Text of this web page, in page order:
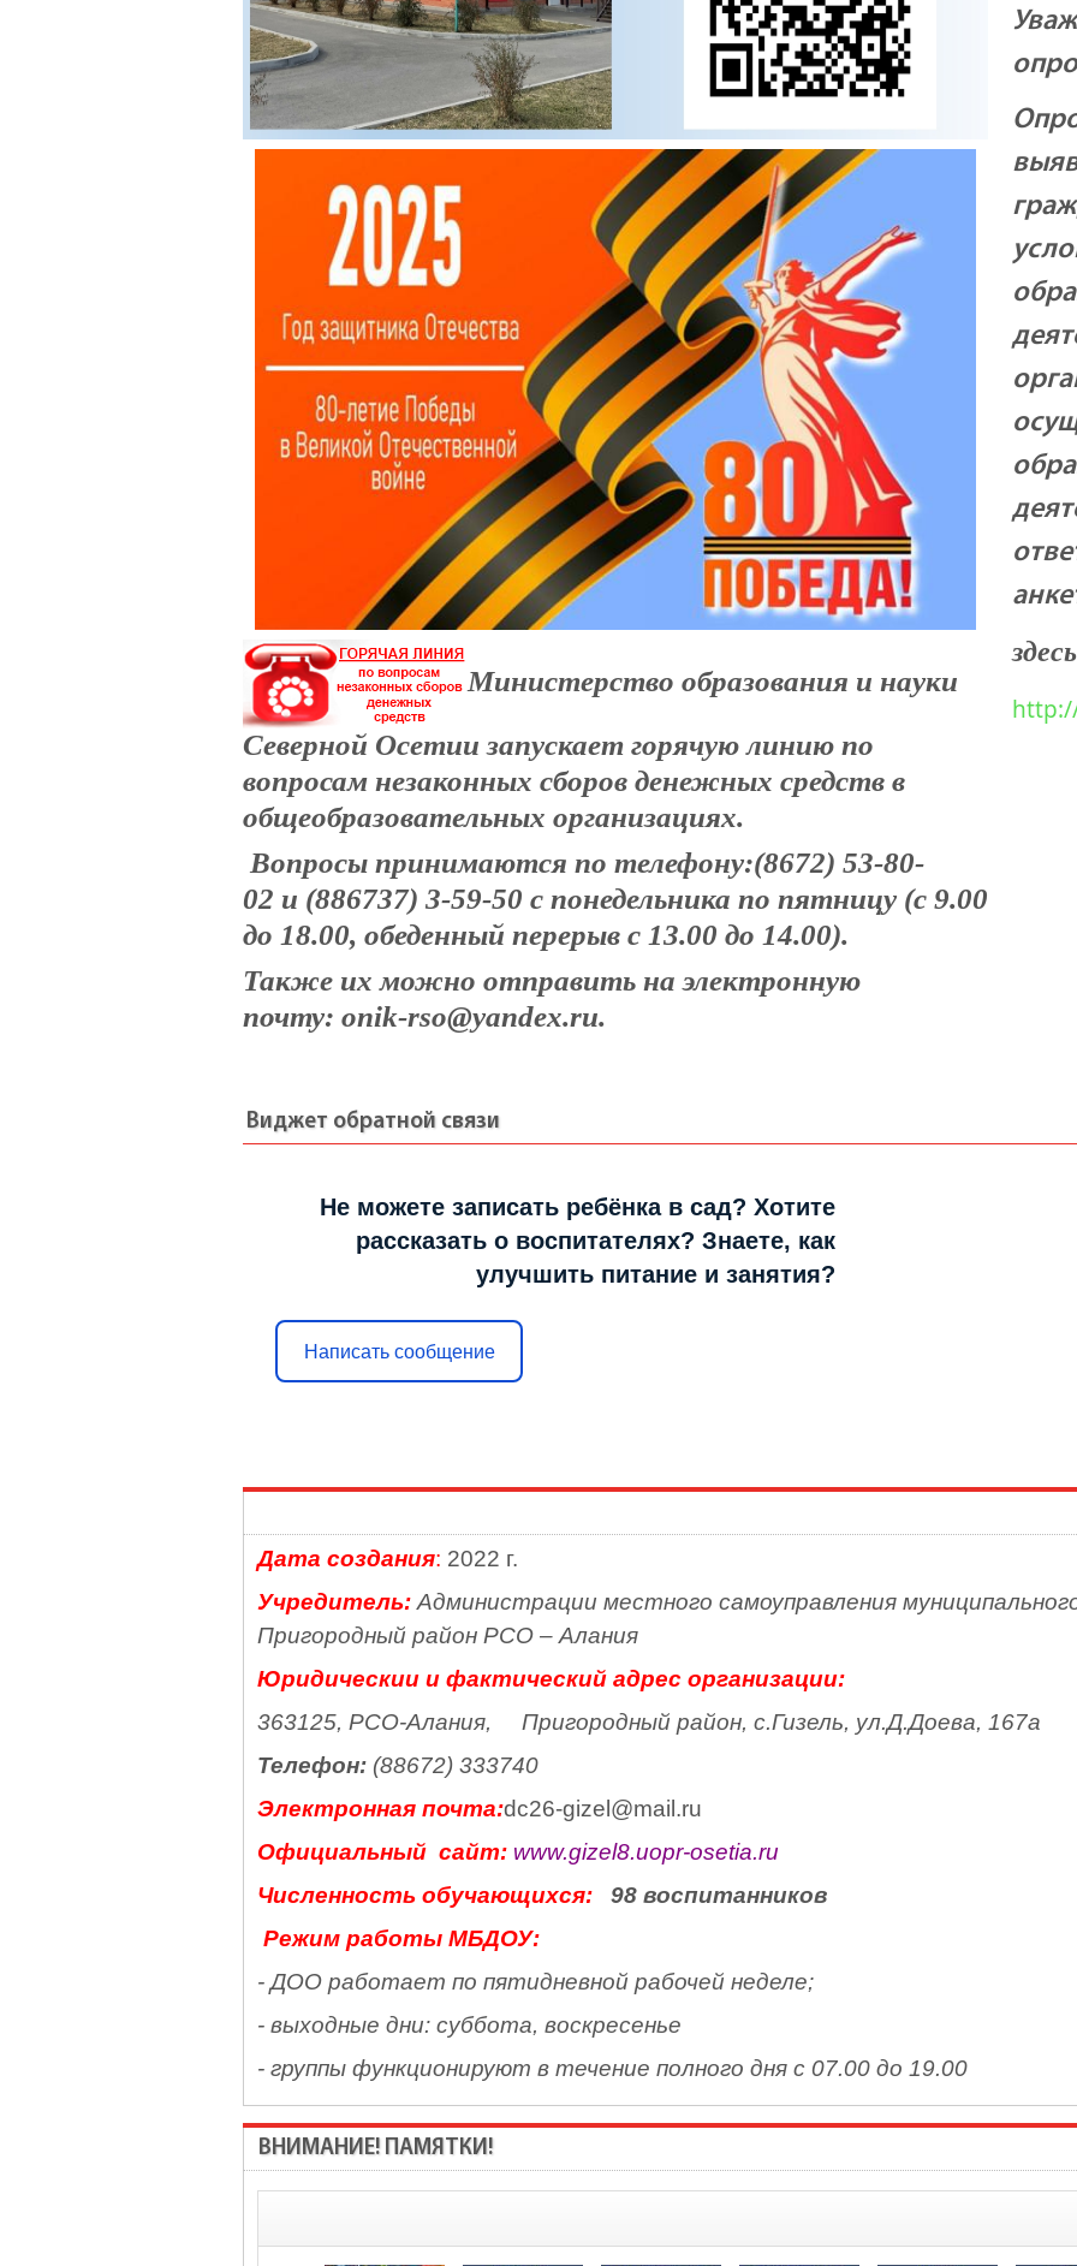
Министерство образования и науки
Северной Осетии запускает горячую линию по
вопросам незаконных сборов денежных средств в
общеобразовательных организациях.
Вопросы принимаются по телефону:(8672) 53-80-
02 и (886737) 3-59-50 с понедельника по пятницу (с 9.00
до 18.00, обеденный перерыв с 13.00 до 14.00).
Также их можно отправить на электронную
почту: onik-rso@yandex.ru.
Виджет обратной связи
Не можете записать ребёнка в сад? Хотите
рассказать о воспитателях? Знаете, как
улучшить питание и занятия?
Написать сообщение
Дата создания: 2022 г.
Учредитель: Администрации местного самоуправления
Пригородный район РСО – Алания
Юридическии и фактический адрес организации:
363125, РСО-Алания, Пригородный район, с.Гизель, ул.Д.Доева, 167а
Телефон: (88672) 333740
Электронная почта:dc26-gizel@mail.ru
Официальный сайт: www.gizel8.uopr-osetia.ru
Численность обучающихся: 98 воспитанников
Режим работы МБДОУ:
- ДОО работает по пятидневной рабочей неделе;
- выходные дни: суббота, воскресенье
- группы функционируют в течение полного дня с 07.00 до 19.00
ВНИМАНИЕ! ПАМЯТКИ!